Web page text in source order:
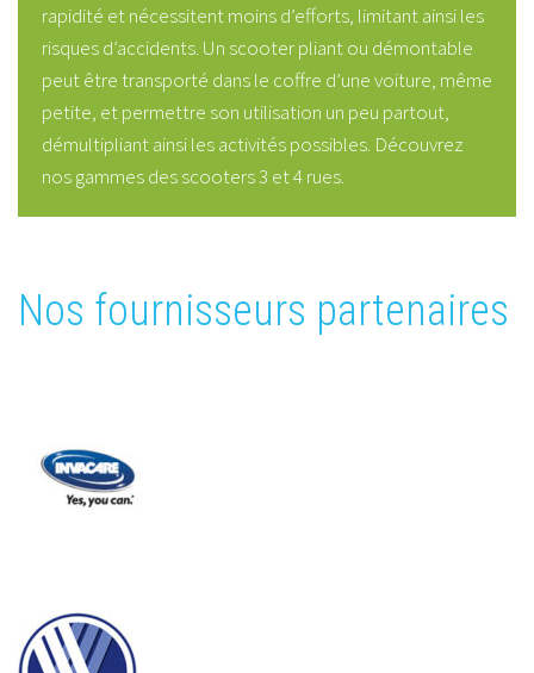
rapidité et nécessitent moins d’efforts, limitant ainsi les
risques d’accidents. Un scooter pliant ou démontable
peut être transporté dans le coffre d’une voiture, même
petite, et permettre son utilisation un peu partout,
démultipliant ainsi les activités possibles. Découvrez
nos gammes des scooters 3 et 4 rues.
Nos fournisseurs partenaires